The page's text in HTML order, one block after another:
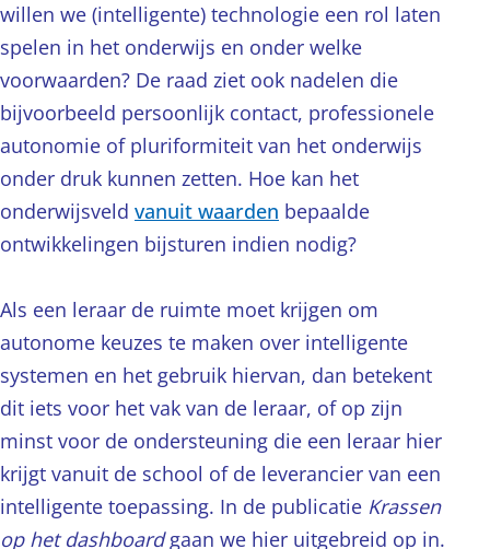
willen we (intelligente) technologie een rol laten
spelen in het onderwijs en onder welke
voorwaarden? De raad ziet ook nadelen die
bijvoorbeeld persoonlijk contact, professionele
autonomie of pluriformiteit van het onderwijs
onder druk kunnen zetten. Hoe kan het
onderwijsveld vanuit waarden bepaalde
ontwikkelingen bijsturen indien nodig?
Als een leraar de ruimte moet krijgen om
autonome keuzes te maken over intelligente
systemen en het gebruik hiervan, dan betekent
dit iets voor het vak van de leraar, of op zijn
minst voor de ondersteuning die een leraar hier
krijgt vanuit de school of de leverancier van een
intelligente toepassing. In de publicatie Krassen
op het dashboardgaan we hier uitgebreid op in.